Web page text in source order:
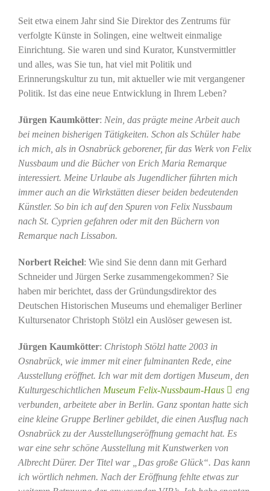
Seit etwa einem Jahr sind Sie Direktor des Zentrums für
verfolgte Künste in Solingen, eine weltweit einmalige
Einrichtung. Sie waren und sind Kurator, Kunstvermittler
und alles, was Sie tun, hat viel mit Politik und
Erinnerungskultur zu tun, mit aktueller wie mit vergangener
Politik. Ist das eine neue Entwicklung in Ihrem Leben?
Jürgen Kaumkötter: Nein, das prägte meine Arbeit auch
bei meinen bisherigen Tätigkeiten. Schon als Schüler habe
ich mich, als in Osnabrück geborener, für das Werk von Felix
Nussbaum und die Bücher von Erich Maria Remarque
interessiert. Meine Urlaube als Jugendlicher führten mich
immer auch an die Wirkstätten dieser beiden bedeutenden
Künstler. So bin ich auf den Spuren von Felix Nussbaum
nach St. Cyprien gefahren oder mit den Büchern von
Remarque nach Lissabon.
Norbert Reichel: Wie sind Sie denn dann mit Gerhard
Schneider und Jürgen Serke zusammengekommen? Sie
haben mir berichtet, dass der Gründungsdirektor des
Deutschen Historischen Museums und ehemaliger Berliner
Kultursenator Christoph Stölzl ein Auslöser gewesen ist.
Jürgen Kaumkötter: Christoph Stölzl hatte 2003 in
Osnabrück, wie immer mit einer fulminanten Rede, eine
Ausstellung eröffnet. Ich war mit dem dortigen Museum, den
Kulturgeschichtlichen Museum Felix-Nussbaum-Haus
eng
verbunden, arbeitete aber in Berlin. Ganz spontan hatte sich
eine kleine Gruppe Berliner gebildet, die einen Ausflug nach
Osnabrück zu der Ausstellungseröffnung gemacht hat. Es
war eine sehr schöne Ausstellung mit Kunstwerken von
Albrecht Dürer. Der Titel war „Das große Glück“. Das kann
ich wörtlich nehmen. Nach der Eröffnung fehlte etwas zur